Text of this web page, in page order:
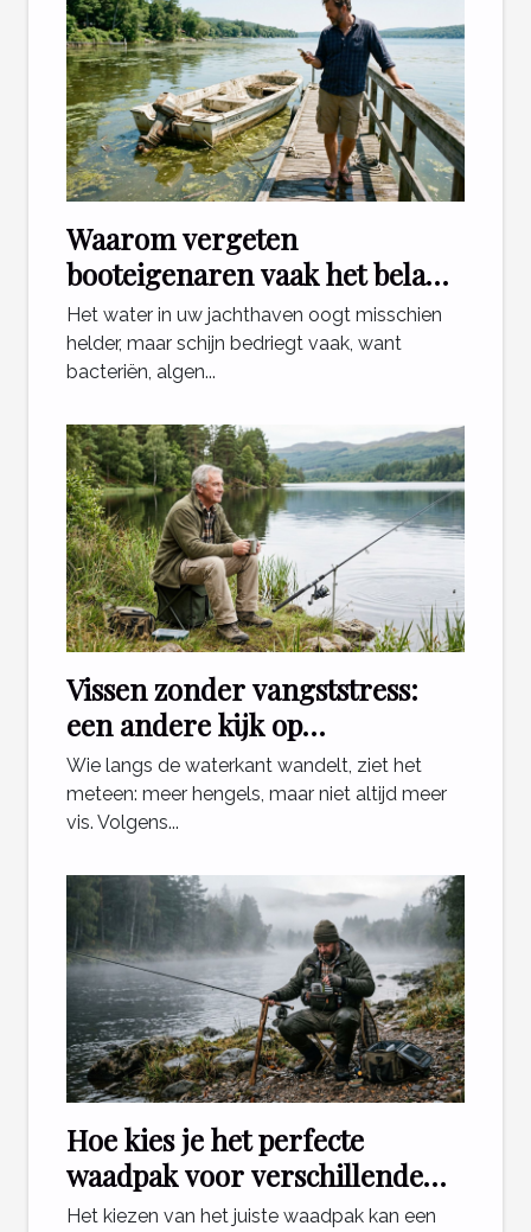
Waarom vergeten
booteigenaren vaak het belang
van waterkwaliteit?
Het water in uw jachthaven oogt misschien
helder, maar schijn bedriegt vaak, want
bacteriën, algen...
Vissen zonder vangststress:
een andere kijk op
ontspanning aan het water
Wie langs de waterkant wandelt, ziet het
meteen: meer hengels, maar niet altijd meer
vis. Volgens...
Hoe kies je het perfecte
waadpak voor verschillende
visomstandigheden?
Het kiezen van het juiste waadpak kan een